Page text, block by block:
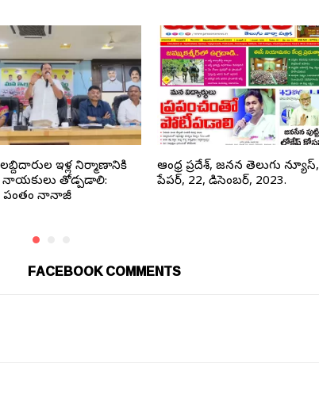
ఇళ్ల నిర్మాణానికి
తోడ్పడాలి:
పంతం నానాజీ
ఆంధ్ర ప్రదేశ్, జనసేన తెలుగు
పేపర్, 22, డిసెంబర్, 2023.
FACEBOOK COMMENTS